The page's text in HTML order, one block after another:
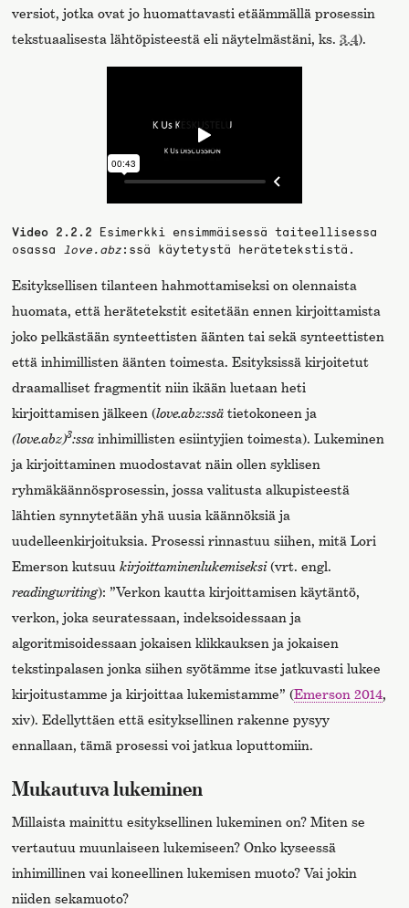
versiot, jotka ovat jo huomattavasti etäämmällä prosessin
tekstuaalisesta lähtöpisteestä eli näytelmästäni, ks.3.4).
Video 2.2.2 Esimerkki ensimmäisessä taiteellisessa
osassa love.abz:ssä käytetystä herätetekstistä.
Esityksellisen tilanteen hahmottamiseksi on olennaista
huomata, että herätetekstit esitetään ennen kirjoittamista
joko pelkästään synteettisten äänten tai sekä synteettisten
että inhimillisten äänten toimesta. Esityksissä kirjoitetut
draamalliset fragmentit niin ikään luetaan heti
kirjoittamisen jälkeen (love.abz:ssä tietokoneen ja
(love.abz)3:ssa inhimillisten esiintyjien toimesta). Lukeminen
ja kirjoittaminen muodostavat näin ollen syklisen
ryhmäkäännösprosessin, jossa valitusta alkupisteestä
lähtien synnytetään yhä uusia käännöksiä ja
uudelleenkirjoituksia. Prosessi rinnastuu siihen, mitä Lori
Emerson kutsuukirjoittaminenlukemiseksi(vrt. engl.
readingwriting): ”Verkon kautta kirjoittamisen käytäntö,
verkon, joka seuratessaan, indeksoidessaan ja
algoritmisoidessaan jokaisen klikkauksen ja jokaisen
tekstinpalasen jonka siihen syötämme itse jatkuvasti lukee
kirjoitustamme ja kirjoittaa lukemistamme” (Emerson 2014,
xiv). Edellyttäen että esityksellinen rakenne pysyy
ennallaan, tämä prosessi voi jatkua loputtomiin.
Mukautuva lukeminen
Millaista mainittu esityksellinen lukeminen on? Miten se
vertautuu muunlaiseen lukemiseen? Onko kyseessä
inhimillinen vai koneellinen lukemisen muoto? Vai jokin
niiden sekamuoto?